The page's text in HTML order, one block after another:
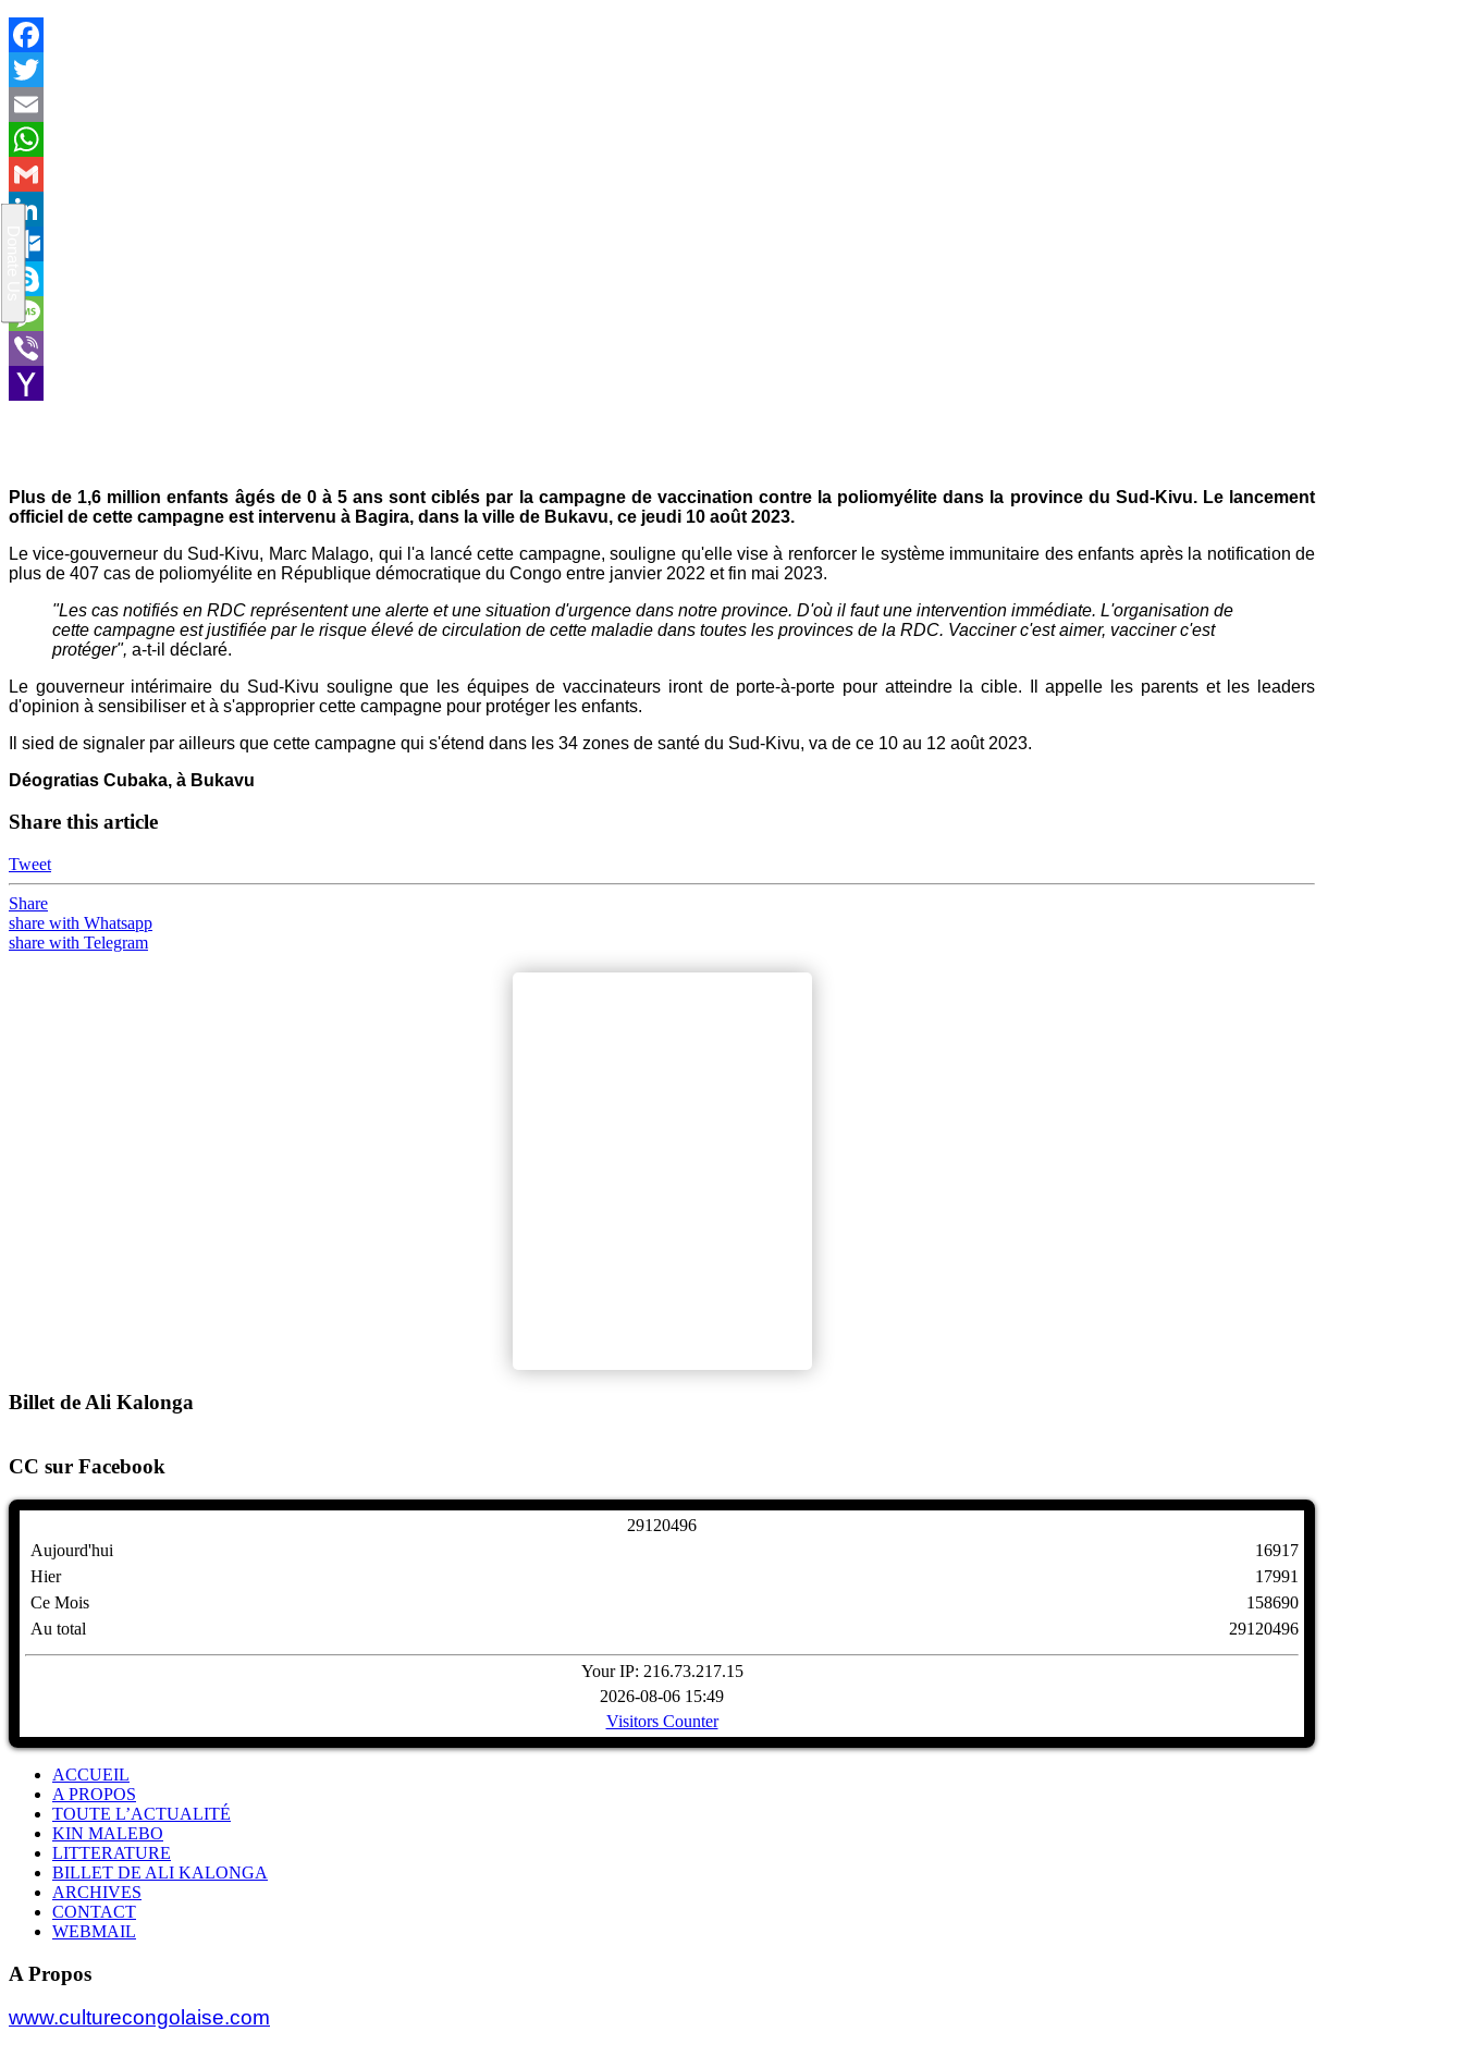
Facebook
Twitter
Email
WhatsApp
Gmail
LinkedIn
Outlook.com
Skype
Message
Viber
Plus de 1,6 million enfants âgés de 0 à 5 ans sont ciblés par la campagne de vaccination contre la poliomyélite dans la province du Sud-Kivu. Le lancement
officiel de cette campagne est intervenu à Bagira, dans la ville de Bukavu, ce jeudi 10 août 2023.
Le vice-gouverneur du Sud-Kivu, Marc Malago, qui l'a lancé cette campagne, souligne qu'elle vise à renforcer le système immunitaire des enfants après la notification de
plus de 407 cas de poliomyélite en République démocratique du Congo entre janvier 2022 et fin mai 2023.
"Les cas notifiés en RDC représentent une alerte et une situation d'urgence dans notre province. D'où il faut une intervention immédiate. L'organisation de
cette campagne est justifiée par le risque élevé de circulation de cette maladie dans toutes les provinces de la RDC. Vacciner c'est aimer, vacciner c'est
protéger", a-t-il déclaré.
Le gouverneur intérimaire du Sud-Kivu souligne que les équipes de vaccinateurs iront de porte-à-porte pour atteindre la cible. Il appelle les parents et les leaders
d'opinion à sensibiliser et à s'approprier cette campagne pour protéger les enfants.
Il sied de signaler par ailleurs que cette campagne qui s'étend dans les 34 zones de santé du Sud-Kivu, va de ce 10 au 12 août 2023.
Déogratias Cubaka, à Bukavu
Share this article
Tweet
Share
share with Whatsapp
share with Telegram
Billet de Ali Kalonga
CC sur Facebook
291 20496
Aujourd'hui
Hier
Ce Mois
Au total
16917
17991
158690
29120496
Your IP: 216.73.217.15
2026-08-06 15:49
Visitors Counter
ACCUEIL
A PROPOS
TOUTE L’ACTUALITÉ
KIN MALEBO
LITTERATURE
BILLET DE ALI KALONGA
ARCHIVES
CONTACT
WEBMAIL
A Propos
www.culturecongolaise.com